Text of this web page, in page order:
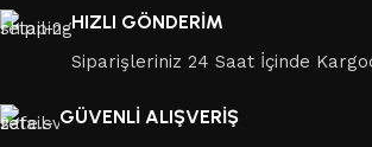
HIZLI GÖNDERİM
Siparişleriniz 24 Saat İçinde
GÜVENLİ ALIŞVERİŞ